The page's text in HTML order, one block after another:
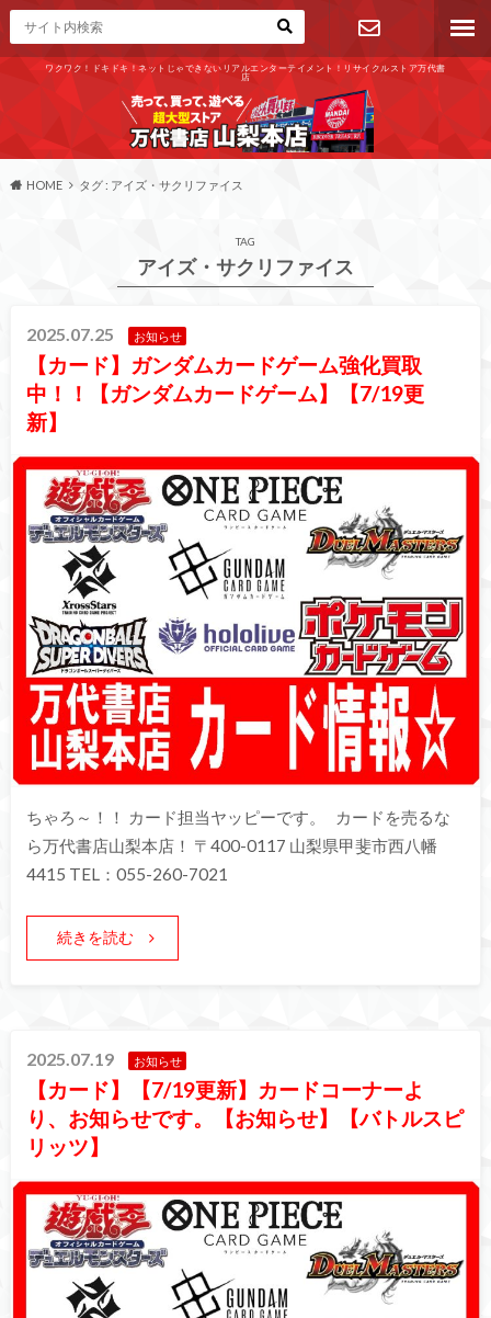
ワクワク！ドキドキ！ネットじゃできないリアルエンターテイメント！リサイクルストア万代書
店
お問い合わ
せ
HOME タグ : アイズ・サクリファイス
TAG
アイズ・サクリファイス
2025.07.25 お知らせ
【カード】ガンダムカードゲーム強化買取
中！！【ガンダムカードゲーム】【7/19更
新】
ちゃろ～！！ カード担当ヤッピーです。 カードを売るな
ら万代書店山梨本店！ 〒400-0117 山梨県甲斐市西八幡
4415 TEL：055-260-7021
続きを読む
2025.07.19 お知らせ
【カード】【7/19更新】カードコーナーよ
り、お知らせです。【お知らせ】【バトルスピ
リッツ】